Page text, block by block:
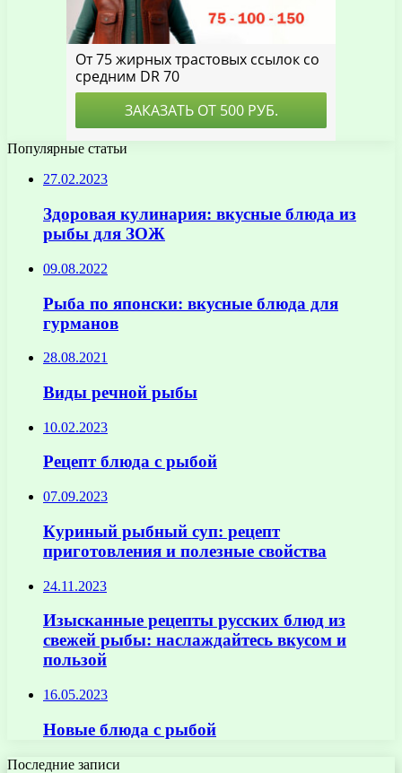
Популярные статьи
27.02.2023
Здоровая кулинария: вкусные блюда из
рыбы для ЗОЖ
09.08.2022
Рыба по японски: вкусные блюда для
гурманов
28.08.2021
Виды речной рыбы
10.02.2023
Рецепт блюда с рыбой
07.09.2023
Куриный рыбный суп: рецепт
приготовления и полезные свойства
24.11.2023
Изысканные рецепты русских блюд из
свежей рыбы: наслаждайтесь вкусом и
пользой
16.05.2023
Новые блюда с рыбой
Последние записи